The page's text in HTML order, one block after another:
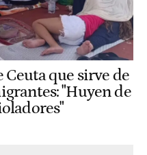
que sirve de
"Huyen de